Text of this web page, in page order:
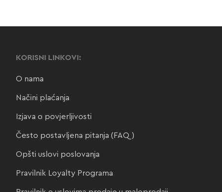
KORISNI LINKOVI:
O nama
Načini plaćanja
Izjava o povjerljivosti
Često postavljena pitanja (FAQ)
Opšti uslovi poslovanja
Pravilnik Loyalty Programa